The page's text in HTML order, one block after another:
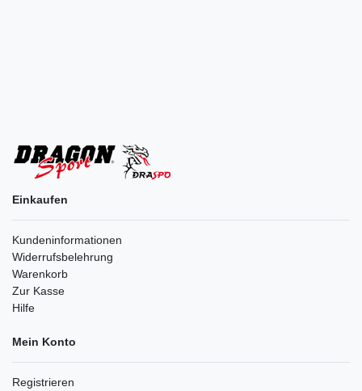
Einkaufen
Kundeninformationen
Widerrufsbelehrung
Warenkorb
Zur Kasse
Hilfe
Mein Konto
Registrieren